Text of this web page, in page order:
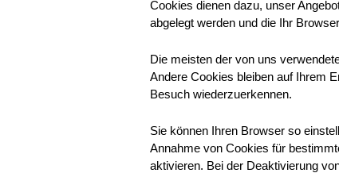
Cookies dienen dazu, unser
abgelegt werden und die Ihr
Die meisten der von uns
Andere Cookies bleiben auf Ihrem
Besuch wiederzuerkennen.
Sie können Ihren Browser so
Annahme von Cookies für
aktivieren. Bei der Deaktivierung